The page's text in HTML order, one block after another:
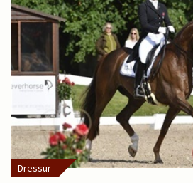
Dressur